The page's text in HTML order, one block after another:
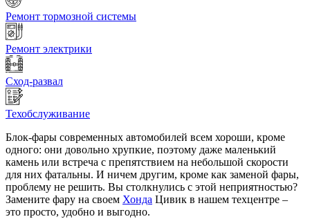
Ремонт тормозной системы
Ремонт электрики
Сход-развал
Техобслуживание
Блок-фары современных автомобилей всем хороши, кроме
одного: они довольно хрупкие, поэтому даже маленький
камень или встреча с препятствием на небольшой скорости
для них фатальны. И ничем другим, кроме как заменой фары,
проблему не решить. Вы столкнулись с этой неприятностью?
Замените фару на своем Хонда Цивик в нашем техцентре –
это просто, удобно и выгодно.